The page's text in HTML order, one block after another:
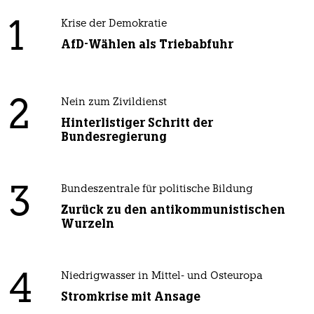
1 Krise der Demokratie
AfD-Wählen als Triebabfuhr
2 Nein zum Zivildienst
Hinterlistiger Schritt der
Bundesregierung
3 Bundeszentrale für politische Bildung
Zurück zu den antikommunistischen
Wurzeln
4 Niedrigwasser in Mittel- und Osteuropa
Stromkrise mit Ansage